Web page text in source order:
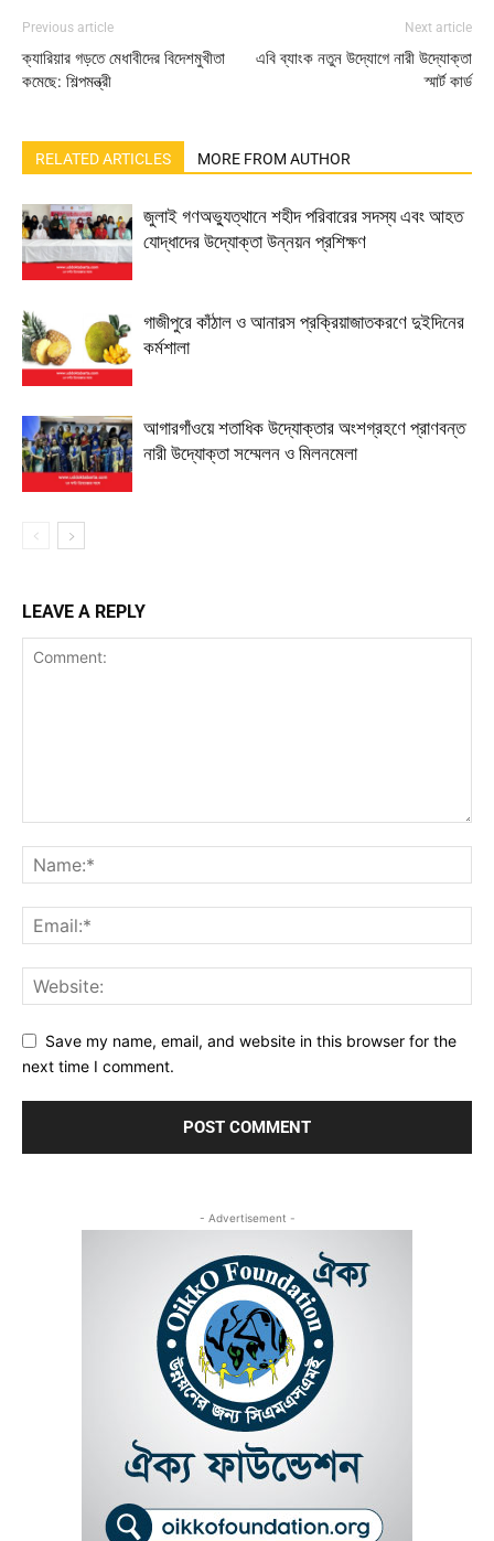
Previous article
ক্যারিয়ার গড়তে মেধাবীদের বিদেশমুখীতা
কমেছে: শিল্পমন্ত্রী
Next article
এবি ব্যাংক নতুন উদ্যোগে নারী উদ্যোক্তা
স্মার্ট কার্ড
RELATED ARTICLES MORE FROM AUTHOR
জুলাই গণঅভ্যুত্থানে শহীদ পরিবারের সদস্য এবং আহত
যোদ্ধাদের উদ্যোক্তা উন্নয়ন প্রশিক্ষণ
গাজীপুরে কাঁঠাল ও আনারস প্রক্রিয়াজাতকরণে দুইদিনের
কর্মশালা
আগারগাঁওয়ে শতাধিক উদ্যোক্তার অংশগ্রহণে প্রাণবন্ত
নারী উদ্যোক্তা সম্মেলন ও মিলনমেলা
LEAVE A REPLY
Save my name, email, and website in this browser for the
next time I comment.
- Advertisement -